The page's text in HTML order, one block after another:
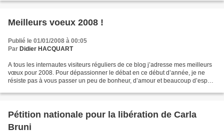
Meilleurs voeux 2008 !
Publié le 01/01/2008 à 00:05
Par Didier HACQUART
A tous les internautes visiteurs réguliers de ce blog j’adresse mes meilleurs
vœux pour 2008. Pour dépassionner le débat en ce début d’année, je ne
résiste pas à vous passer un peu de bonheur, d’amour et beaucoup d’espoir
Pétition nationale pour la libération de Carla
Bruni